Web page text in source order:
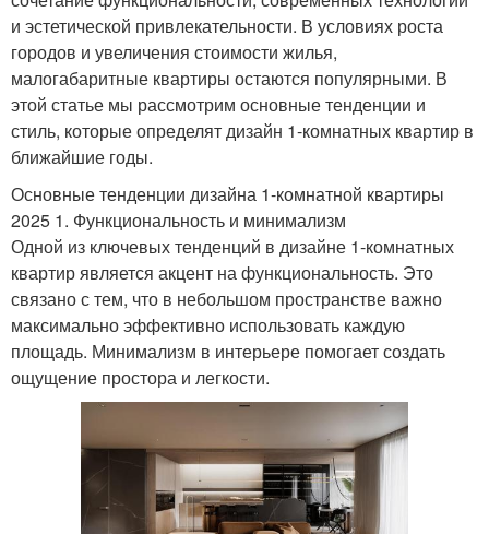
и эстетической привлекательности. В условиях роста
городов и увеличения стоимости жилья,
малогабаритные квартиры остаются популярными. В
этой статье мы рассмотрим основные тенденции и
стиль, которые определят дизайн 1-комнатных квартир в
ближайшие годы.
Основные тенденции дизайна 1-комнатной квартиры
2025 1. Функциональность и минимализм
Одной из ключевых тенденций в дизайне 1-комнатных
квартир является акцент на функциональность. Это
связано с тем, что в небольшом пространстве важно
максимально эффективно использовать каждую
площадь. Минимализм в интерьере помогает создать
ощущение простора и легкости.